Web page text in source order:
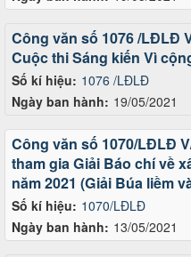
Số kí hiệu: 1076 /LĐLĐ
Ngày ban hành: 19/05/2021
Công văn số 1076 /LĐLĐ
Cuộc thi Sáng kiến Vì
Số kí hiệu: 1070/LĐLĐ
Ngày ban hành: 13/05/2021
Công văn số 1070/LĐLĐ
tham gia Giải Báo chí về
năm 2021 (Giải Búa liềm